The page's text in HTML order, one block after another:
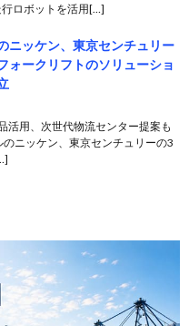
行ロボットを活用[…]
ニッケン、東京センチュリー
ォークリフトのソリューショ
活用、次世代物流センター提案も
ニッケン、東京センチュリーの3